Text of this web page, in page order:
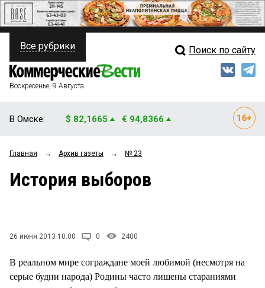
ПОЛИТИКА
ФИНАНСЫ
ОБЩЕСТВО
ЗАКОН
ПРОИСШЕСТВИЯ
СТИЛЬ ЖИЗНИ
Свежий выпуск
Все рубрики Поиск по сайту
Воскресенье, 9 Августа
В Омске: $ 82,1665 € 94,8366
Главная → Архив газеты → № 23
История выборов
26 июня 2013 10:00 0 2400
В реальном мире сограждане моей любимой (несмотря на
серые будни народа) Родины часто лишены стараниями